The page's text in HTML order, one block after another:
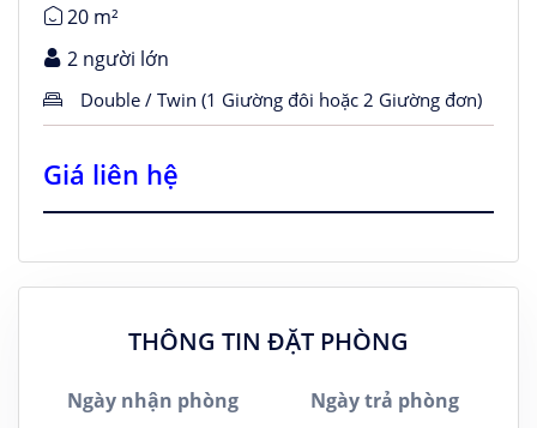
20 m²
2 người lớn
Double / Twin (1 Giường đôi hoặc 2 Giường đơn)
Giá liên hệ
THÔNG TIN ĐẶT PHÒNG
Ngày nhận phòng Ngày trả phòng